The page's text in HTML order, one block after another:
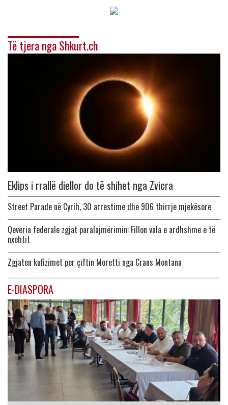
Të tjera nga Shkurt.ch
Eklips i rrallë diellor do të shihet nga Zvicra
Street Parade në Cyrih, 30 arrestime dhe 906 thirrje mjekësore
Qeveria federale zgjat paralajmërimin: Fillon vala e ardhshme e të
nxehtit
Zgjaten kufizimet per çiftin Moretti nga Crans Montana
E-DIASPORA